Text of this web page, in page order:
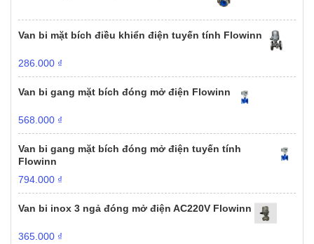
Van bi mặt bích điều khiển điện tuyến tính Flowinn
286.000 ₫
Van bi gang mặt bích đóng mở điện Flowinn
568.000 ₫
Van bi gang mặt bích đóng mở điện tuyến tính
Flowinn
794.000 ₫
Van bi inox 3 ngả đóng mở điện AC220V Flowinn
365.000 ₫